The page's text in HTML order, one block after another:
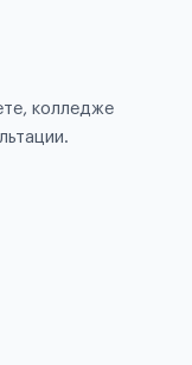
колледже